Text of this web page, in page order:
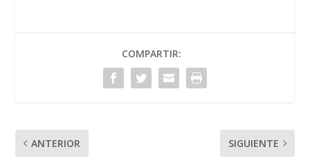
COMPARTIR:
ANTERIOR SIGUIENTE